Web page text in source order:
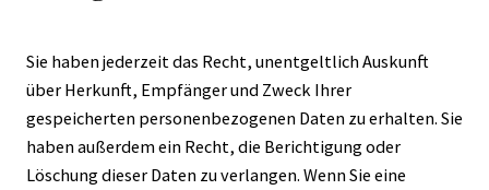
Sie haben jederzeit das Recht, unentgeltlich Auskunft
über Herkunft, Empfänger und Zweck Ihrer
gespeicherten personenbezogenen Daten zu erhalten. Sie
haben außerdem ein Recht, die Berichtigung oder
Löschung dieser Daten zu verlangen. Wenn Sie eine